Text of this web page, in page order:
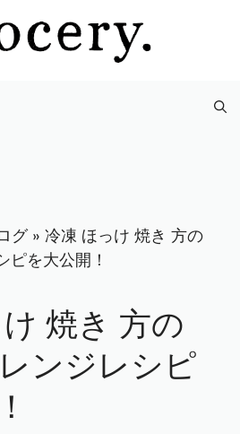
グ» 冷凍 ほっけ 焼き 方の
ピを大公開！
焼き 方の
ンジレシピ